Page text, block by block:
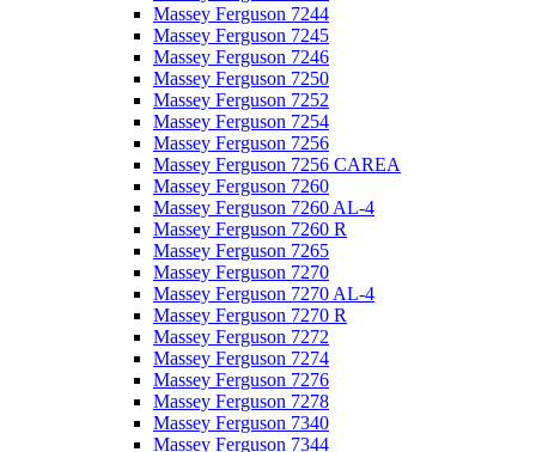
Massey Ferguson 7244
Massey Ferguson 7245
Massey Ferguson 7246
Massey Ferguson 7250
Massey Ferguson 7252
Massey Ferguson 7254
Massey Ferguson 7256
Massey Ferguson 7256 CAREA
Massey Ferguson 7260
Massey Ferguson 7260 AL-4
Massey Ferguson 7260 R
Massey Ferguson 7265
Massey Ferguson 7270
Massey Ferguson 7270 AL-4
Massey Ferguson 7270 R
Massey Ferguson 7272
Massey Ferguson 7274
Massey Ferguson 7276
Massey Ferguson 7278
Massey Ferguson 7340
Massey Ferguson 7344